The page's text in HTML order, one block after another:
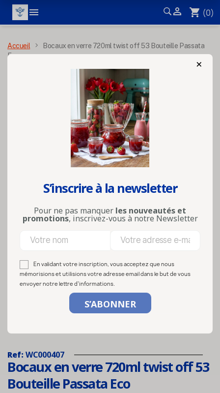
  shopping_cart (0)
MENU
Accueil
Bocaux en verre 720ml twist off 53 Bouteille Passata
Eco
Ref: WC000407
Bocaux en verre 720ml twist off 53
Bouteille Passata Eco
×
S’inscrire à la newsletter
Pour ne pas manquer les nouveautés et
promotions, inscrivez-vous à notre Newsletter
En validant votre inscription, vous acceptez que nous
mémorisions et utilisions votre adresse email dans le but de vous
envoyer notre lettre d’informations.